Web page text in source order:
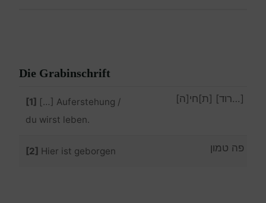
Die Grabinschrift
[1] […] Auferstehung /
du wirst leben.
[…רוד] [ת]חי[ה]
[2] Hier ist geborgen פה טמון